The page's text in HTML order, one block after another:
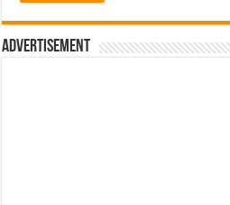
Advertisement